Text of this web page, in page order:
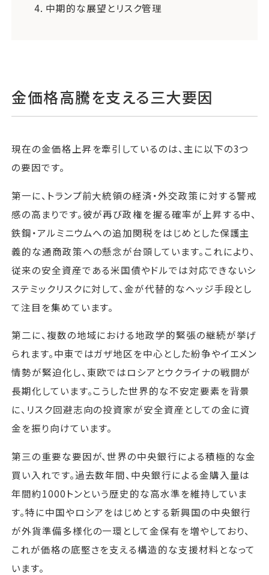
4. 中期的な展望とリスク管理
金価格高騰を支える三大要因
現在の金価格上昇を牽引しているのは、主に以下の3つ
の要因です。
第一に、トランプ前大統領の経済・外交政策に対する警戒
感の高まりです。彼が再び政権を握る確率が上昇する中、
鉄鋼・アルミニウムへの追加関税をはじめとした保護主
義的な通商政策への懸念が台頭しています。これにより、
従来の安全資産である米国債やドルでは対応できないシ
ステミックリスクに対して、金が代替的なヘッジ手段とし
て注目を集めています。
第二に、複数の地域における地政学的緊張の継続が挙げ
られます。中東ではガザ地区を中心とした紛争やイエメン
情勢が緊迫化し、東欧ではロシアとウクライナの戦闘が
長期化しています。こうした世界的な不安定要素を背景
に、リスク回避志向の投資家が安全資産としての金に資
金を振り向けています。
第三の重要な要因が、世界の中央銀行による積極的な金
買い入れです。過去数年間、中央銀行による金購入量は
年間約1000トンという歴史的な高水準を維持していま
す。特に中国やロシアをはじめとする新興国の中央銀行
が外貨準備多様化の一環として金保有を増やしており、
これが価格の底堅さを支える構造的な支援材料となって
います。